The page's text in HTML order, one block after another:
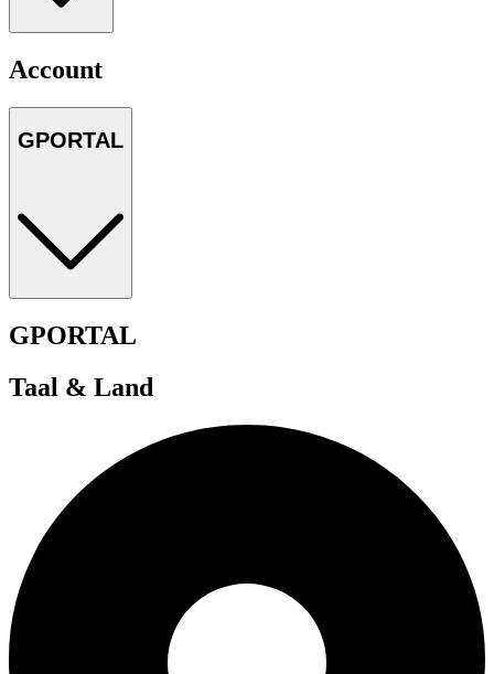
Account
GPORTAL
GPORTAL
Taal & Land